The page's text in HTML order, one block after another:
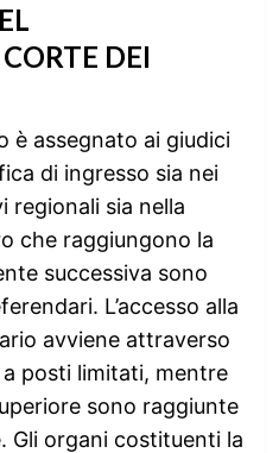
DEI
è assegnato ai giudici
di ingresso sia nei
regionali sia nella
che raggiungono la
successiva sono
L’accesso alla
avviene attraverso
posti limitati, mentre
sono raggiunte
Gli organi costituenti la